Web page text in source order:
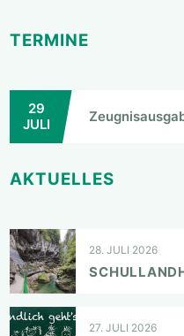
TERMINE
29
JULI
AKTUELLES
28. JULI 2026
27. JULI 2026